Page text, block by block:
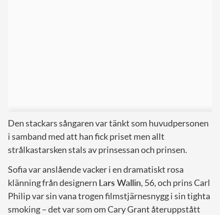
Den stackars sångaren var tänkt som huvudpersonen
i samband med att han fick priset men allt
strålkastarsken stals av prinsessan och prinsen.
Sofia var anslående vacker i en dramatiskt rosa
klänning från designern Lars Wallin, 56, och prins Carl
Philip var sin vana trogen filmstjärnesnygg i sin tighta
smoking – det var som om Cary Grant återuppstått